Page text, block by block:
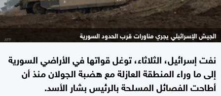
الجيش الإسرائيلي يجري مناورات قرب الحدود السورية
نفت إسرائيل، الثلاثاء، توغل قواتها في الأراضي السورية
إلى ما وراء المنطقة العازلة مع هضبة الجولان منذ أن
أطاحت الفصائل المسلحة بالرئيس بشار الأسد.